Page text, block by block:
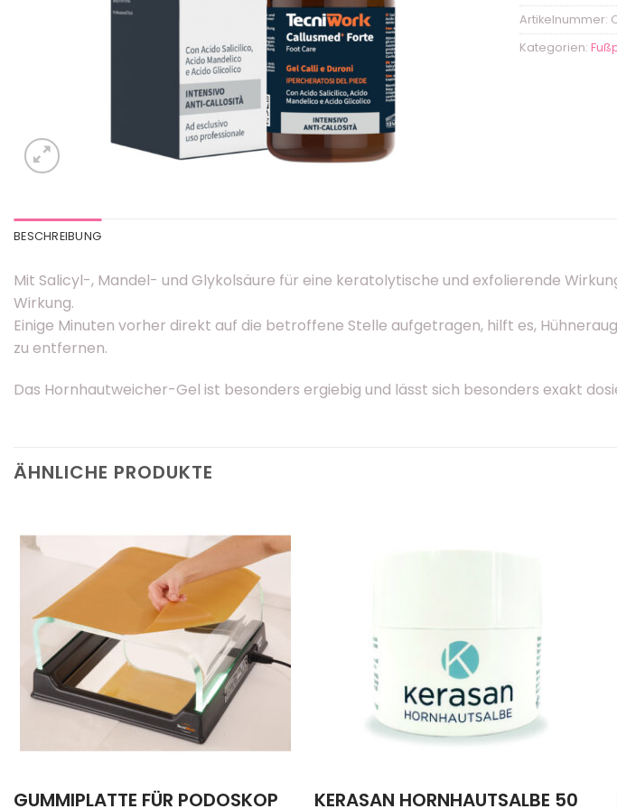
Artikelnummer:
Kategorien:
BESCHREIBUNG
Mit Salicyl-, Mandel- und Glykolsäure für eine keratolytische und exfolierende
Wirkung.
Einige Minuten vorher direkt auf die betroffene Stelle aufgetragen, hilft es,
zu entfernen.
Das Hornhautweicher-Gel ist besonders ergiebig und lässt sich besonders exakt
ÄHNLICHE PRODUKTE
GUMMIPLATTE FÜR PODOSKOP KERASAN HORNHAUTSALBE 50